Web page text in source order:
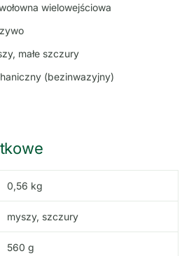
wielowejściowa
małe szczury
(bezinwazyjny)
0,56 kg
myszy, szczury
560 g